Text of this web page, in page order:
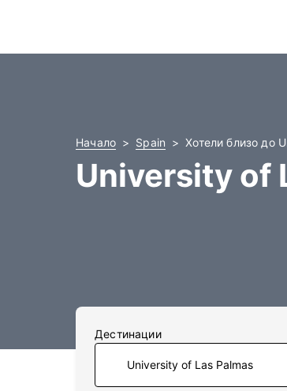
Начало Spain Хотели близо до
University of
Дестинации